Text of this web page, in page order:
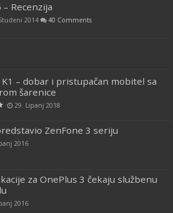
Recenzija
2014 40 Comments
K1 – dobar i pristupačan mobitel sa
šarenice
29. Lipanj 2018
ZenFone 3 seriju
2016
za OnePlus 3 čekaju službenu
2016